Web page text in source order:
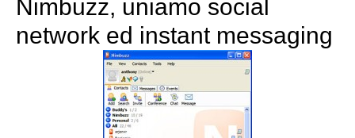
Nimbuzz, uniamo social
network ed instant messaging